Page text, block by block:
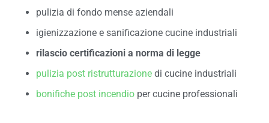
pulizia di fondo mense aziendali
igienizzazione e sanificazione cucine industriali
rilascio certificazioni a norma di legge
pulizia post ristrutturazione di cucine industriali
bonifiche post incendio per cucine professionali